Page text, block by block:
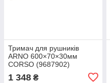
Тримач для рушників
ARNO 600×70×30мм
CORSO (9687902)
1 348 ₴